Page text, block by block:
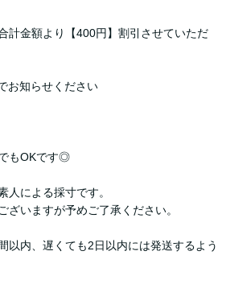
計金額より【400円】割引させていただ
お知らせください
もOKです◎
人による採寸です。
ざいますが予めご了承ください。
以内、遅くても2日以内には発送するよう